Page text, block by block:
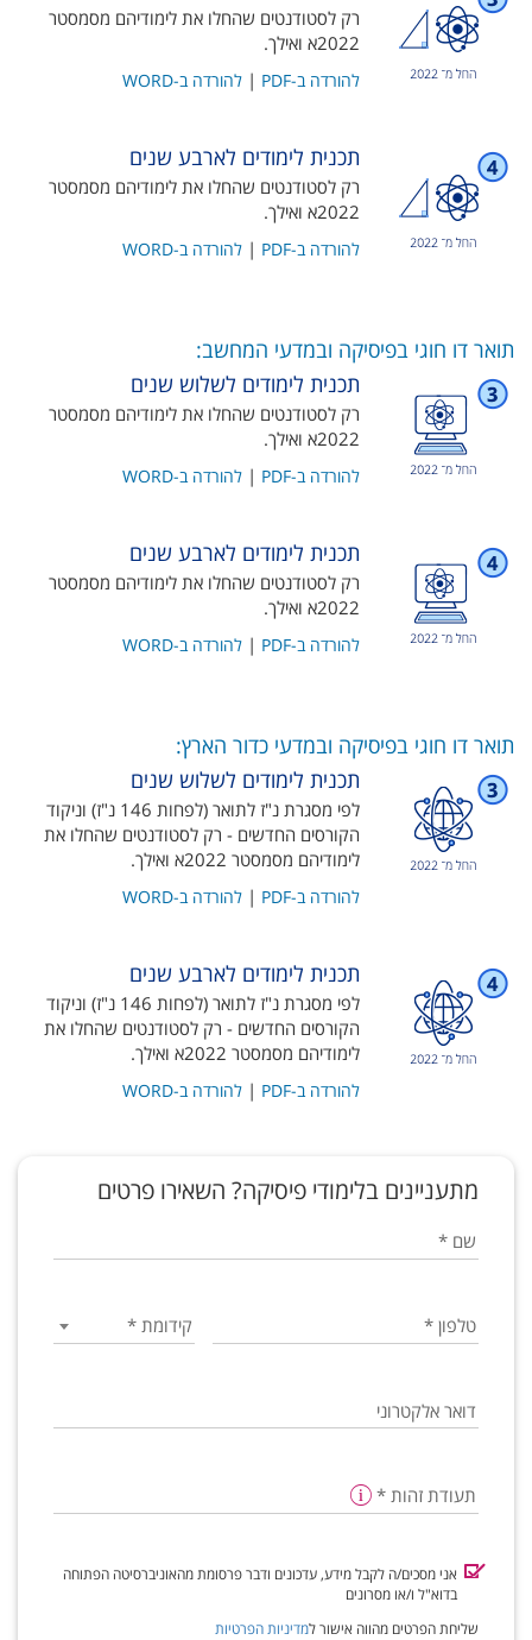
רק לסטודנטים שהחלו את לימודיהם מסמסטר
2022א ואילך​.
להורדה ב-PDF | להורדה ב-WORD
תכנית לימודים לארבע שנים
רק לסטודנטים שהחלו את לימודיהם מסמסטר
2022א ואילך​.
להורדה ב-PDF | להורדה ב-WORD
תואר דו חוגי בפיסיקה ובמדעי המחשב:
תכנית לימודים לשלוש שנים
רק לסטודנטים שהחלו את לימודיהם מסמסטר
2022א ואילך​.
להורדה ב-PDF | להורדה ב-WORD
תכנית לימודים לארבע שנים
רק לסטודנטים שהחלו את לימודיהם מסמסטר
2022א ואילך​.
להורדה ב-PDF | להורדה ב-WORD
תואר דו חוגי בפיסיקה ובמדעי כדור הארץ:
תכנית לימודים לשלוש שנים
לפי מסגרת נ"ז לתואר (לפחות 146 נ"ז) וניקוד
הקורסים החדשים - רק לסטודנטים שהחלו את
לימודיהם מסמסטר 2022א ואילך.
להורדה ב-PDF | להורדה ב-WORD
תכנית לימודים לארבע שנים
לפי מסגרת נ"ז לתואר (לפחות 146 נ"ז) וניקוד
הקורסים החדשים - רק לסטודנטים שהחלו את
לימודיהם מסמסטר 2022א ואילך​.
להורדה ב-PDF | להורדה ב-WORD
מתעניינים בלימודי פיסיקה? השאירו פרטים
שם *
תעודת זהות *
טלפון* קידומת*
דואר אלקטרוני
אני מסכים/ה לקבל מידע, עדכונים ודבר פרסומת מהאוניברסיטה הפתוחה
בדוא"ל ו/או מסרונים
שליחת הפרטים מהווה אישור למדיניות הפרטיות